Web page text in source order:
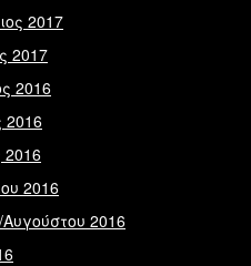
2017
2017
2016
2016
2016
2016
2016